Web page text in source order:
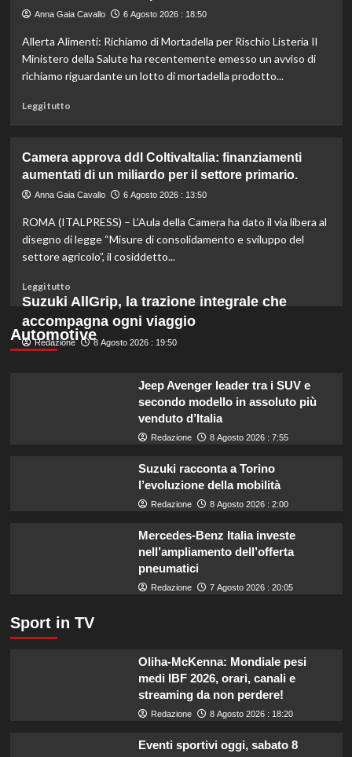
una
indispensabile
per
l’agricoltura
Anna Gaia Cavallo 6 Agosto 2026 : 18:50
Allerta Alimenti: Richiamo di Mortadella per Rischio Listeria Il
Ministero della Salute ha recentemente emesso un avviso di
richiamo riguardante un lotto di mortadella prodotto...
Leggi tuttoLeggi
Mortadella
ritirata:
rischio
scopri
quali
marche
supermercati.
Camera approva ddl ColtivaItalia: finanziamenti
aumentati di un miliardo per il settore primario.
Anna Gaia Cavallo 6 Agosto 2026 : 13:50
ROMA (ITALPRESS) – L’Aula della Camera ha dato il via libera al
disegno di legge “Misure di consolidamento e sviluppo del
settore agricolo”, il cosiddetto...
Leggi tuttoLeggi
di
su
Camera
Automotive
Suzuki AllGrip, la trazione integrale che
accompagna ogni viaggio
Redazione 8 Agosto 2026 : 19:50
Jeep Avenger leader tra i SUV e
secondo modello in assoluto più
venduto d’Italia
Redazione 8 Agosto 2026 : 7:55
Suzuki racconta a Torino
l’evoluzione della mobilità
Redazione 8 Agosto 2026 : 2:00
Mercedes-Benz Italia investe
nell’ampliamento dell’offerta
pneumatici
Redazione 7 Agosto 2026 : 20:05
Sport in TV
Oliha-McKenna: Mondiale pesi
medi IBF 2026, orari, canali e
streaming da non perdere!
Redazione 8 Agosto 2026 : 18:20
Eventi sportivi oggi, sabato 8